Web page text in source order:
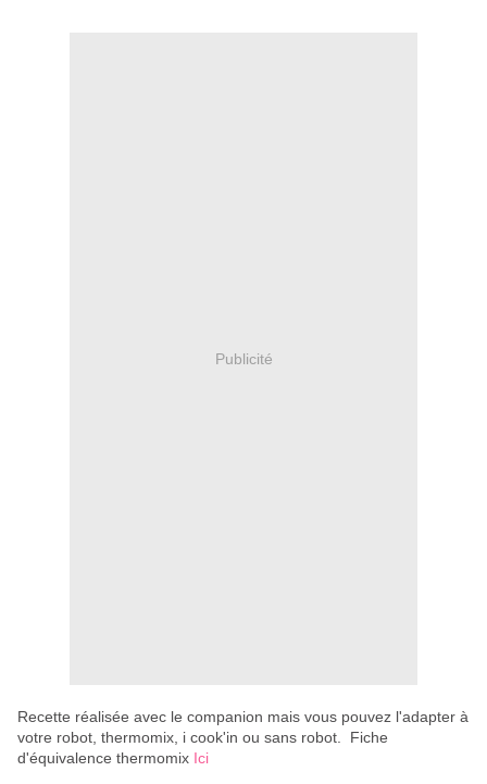
Publicité
Recette réalisée avec le companion mais vous pouvez l'adapter à
votre robot, thermomix, i cook'in ou sans robot.
Fiche
d'équivalence thermomix Ici